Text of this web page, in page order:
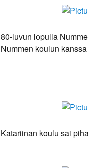
80-luvun lopulla
Nummen koulun
Katariinan koulu sai